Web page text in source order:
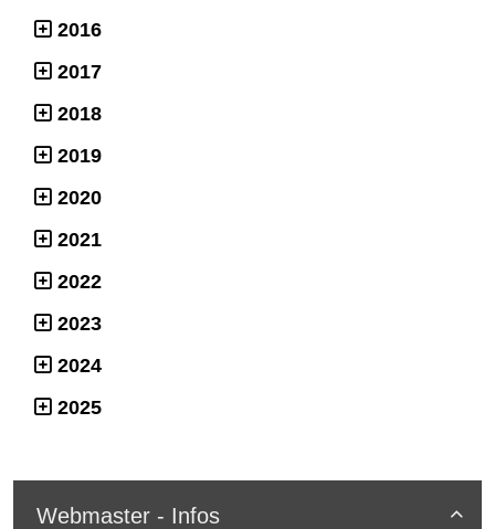
2016
2017
2018
2019
2020
2021
2022
2023
2024
2025

Webmaster - Infos